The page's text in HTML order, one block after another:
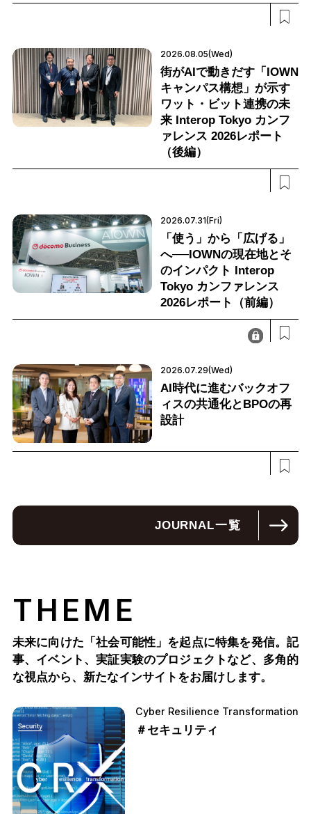
2026.08.05(Wed)
街がAIで動きだす「IOWN
キャンパス構想」が示す
ワット・ビット連携の未
来 Interop Tokyo カンフ
ァレンス 2026レポート
（後編）
2026.07.31(Fri)
「使う」から「広げる」
へ──IOWNの現在地とそ
のインパクト Interop
Tokyo カンファレンス
2026レポート（前編）
2026.07.29(Wed)
AI時代に進むバックオフ
ィスの共通化とBPOの再
設計
JOURNAL一覧
THEME
未来に向けた「社会可能性」を起点に特集を発信。記
事、イベント、実証実験のプロジェクトなど、多角的
な視点から、新たなインサイトをお届けします。
Cyber Resilience Transformation
＃セキュリティ